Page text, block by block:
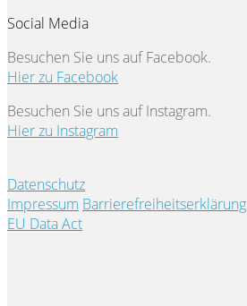
Social Media
Besuchen Sie uns auf Facebook.
Hier zu Facebook
Besuchen Sie uns auf Instagram.
Hier zu Instagram
Datenschutz
Impressum Barrierefreiheitserklärung
EU Data Act